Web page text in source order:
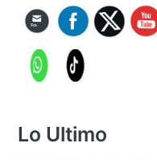
Lo Ultimo